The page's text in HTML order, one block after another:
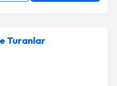
Turanlar